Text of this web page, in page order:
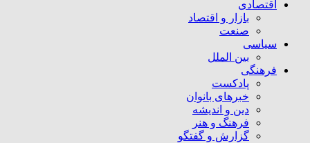
اقتصادی
بازار و اقتصاد
صنعت
سیاسی
بین الملل
فرهنگی
پادکست
خبرهای بانوان
دین و اندیشه
فرهنگ و هنر
گزارش و گفتگو